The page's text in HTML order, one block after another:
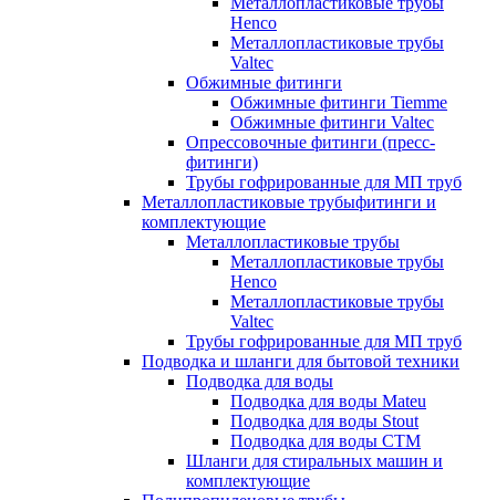
Henco
Металлопластиковые трубы
Valtec
Обжимные фитинги
Обжимные фитинги Tiemme
Обжимные фитинги Valtec
Опрессовочные фитинги (пресс-
фитинги)
Трубы гофрированные для МП труб
Металлопластиковые трубыфитинги и
комплектующие
Металлопластиковые трубы
Металлопластиковые трубы
Henco
Металлопластиковые трубы
Valtec
Трубы гофрированные для МП труб
Подводка и шланги для бытовой техники
Подводка для воды
Подводка для воды Mateu
Подводка для воды Stout
Подводка для воды СТМ
Шланги для стиральных машин и
комплектующие